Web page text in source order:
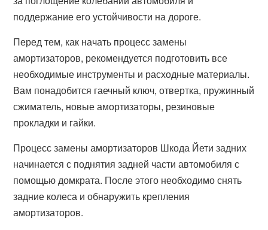
поддержание его устойчивости на дороге.
Перед тем, как начать процесс замены
амортизаторов, рекомендуется подготовить все
необходимые инструменты и расходные материалы.
Вам понадобится гаечный ключ, отвертка, пружинный
сжиматель, новые амортизаторы, резиновые
прокладки и гайки.
Процесс замены амортизаторов Шкода Йети задних
начинается с поднятия задней части автомобиля с
помощью домкрата. После этого необходимо снять
задние колеса и обнаружить крепления
амортизаторов.